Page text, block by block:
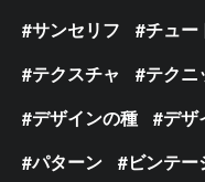
サンセリフ
チュー
テクスチャ
テクニ
デザインの種
デザ
パターン
ビンテー